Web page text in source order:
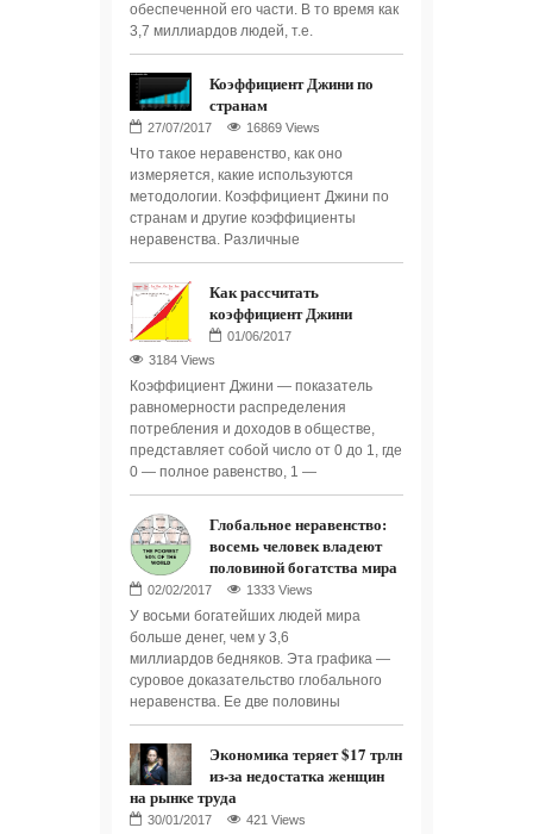
обеспеченной его части. В то время как
3,7 миллиардов людей, т.е.
Коэффициент Джини по
странам
16869 Views
Что такое неравенство, как оно
измеряется, какие используются
методологии. Коэффициент Джини по
странам и другие коэффициенты
неравенства. Различные
Как рассчитать
коэффициент Джини
3184 Views
Коэффициент Джини — показатель
равномерности распределения
потребления и доходов в обществе,
представляет собой число от 0 до 1, где
0 — полное равенство, 1 —
Глобальное неравенство:
восемь человек владеют
половиной богатства мира
1333 Views
У восьми богатейших людей мира
больше денег, чем у 3,6
миллиардов бедняков. Эта графика —
суровое доказательство глобального
неравенства. Ее две половины
Экономика теряет $17 трлн
из-за недостатка женщин
на рынке труда
421 Views